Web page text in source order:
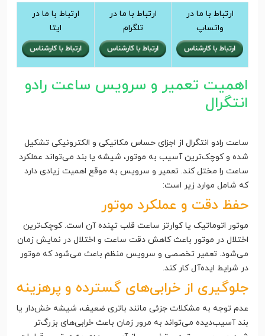
ارتباط با ما در
واتساپ
ارتباط با ما در
تلگرام
ارتباط با ما در
ایتا
اهمیت تعمیر و سرویس ساعت رادو
انتگرال
ساعت رادو انتگرال از اجزای حساس مکانیکی و الکترونیکی تشکیل
شده و کوچک‌ترین آسیب به موتور، شیشه یا بند می‌تواند عملکرد
ساعت را مختل کند. تعمیر و سرویس به موقع اهمیت زیادی دارد
که شامل موارد زیر است:
حفظ دقت و عملکرد موتور
موتور اتوماتیک یا کوارتز ساعت قلب تپنده آن است. کوچک‌ترین
اختلال در موتور باعث کاهش دقت ساعت و اختلال در نمایش زمان
می‌شود. تعمیر تخصصی و سرویس منظم باعث می‌شود که موتور
در شرایط ایده‌آل کار کند.
جلوگیری از خرابی‌های گسترده و پرهزینه
عدم توجه به مشکلات جزئی مانند باتری ضعیف، شیشه خش‌دار یا
بند آسیب‌دیده می‌تواند به مرور زمان باعث خرابی‌های بزرگ‌تر